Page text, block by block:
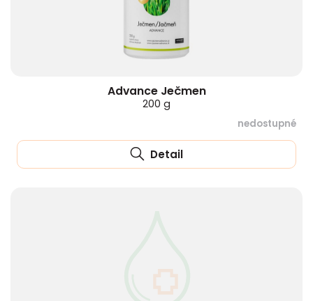
Advance Ječmen
200 g
nedostupné
Detail